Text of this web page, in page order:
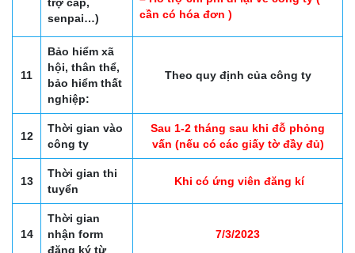
senpai…)
cần có hóa đơn )
11
Bảo hiểm xã
hội, thân thể,
bảo hiểm thất
nghiệp:
Theo quy định của công ty
12
Thời gian vào
công ty
Sau 1-2 tháng sau khi đỗ phỏng
vấn (nếu có các giấy tờ đầy đủ)
13
Thời gian thi
tuyển
Khi có ứng viên đăng kí
14
Thời gian
nhận form
đăng ký từ
7/3/2023